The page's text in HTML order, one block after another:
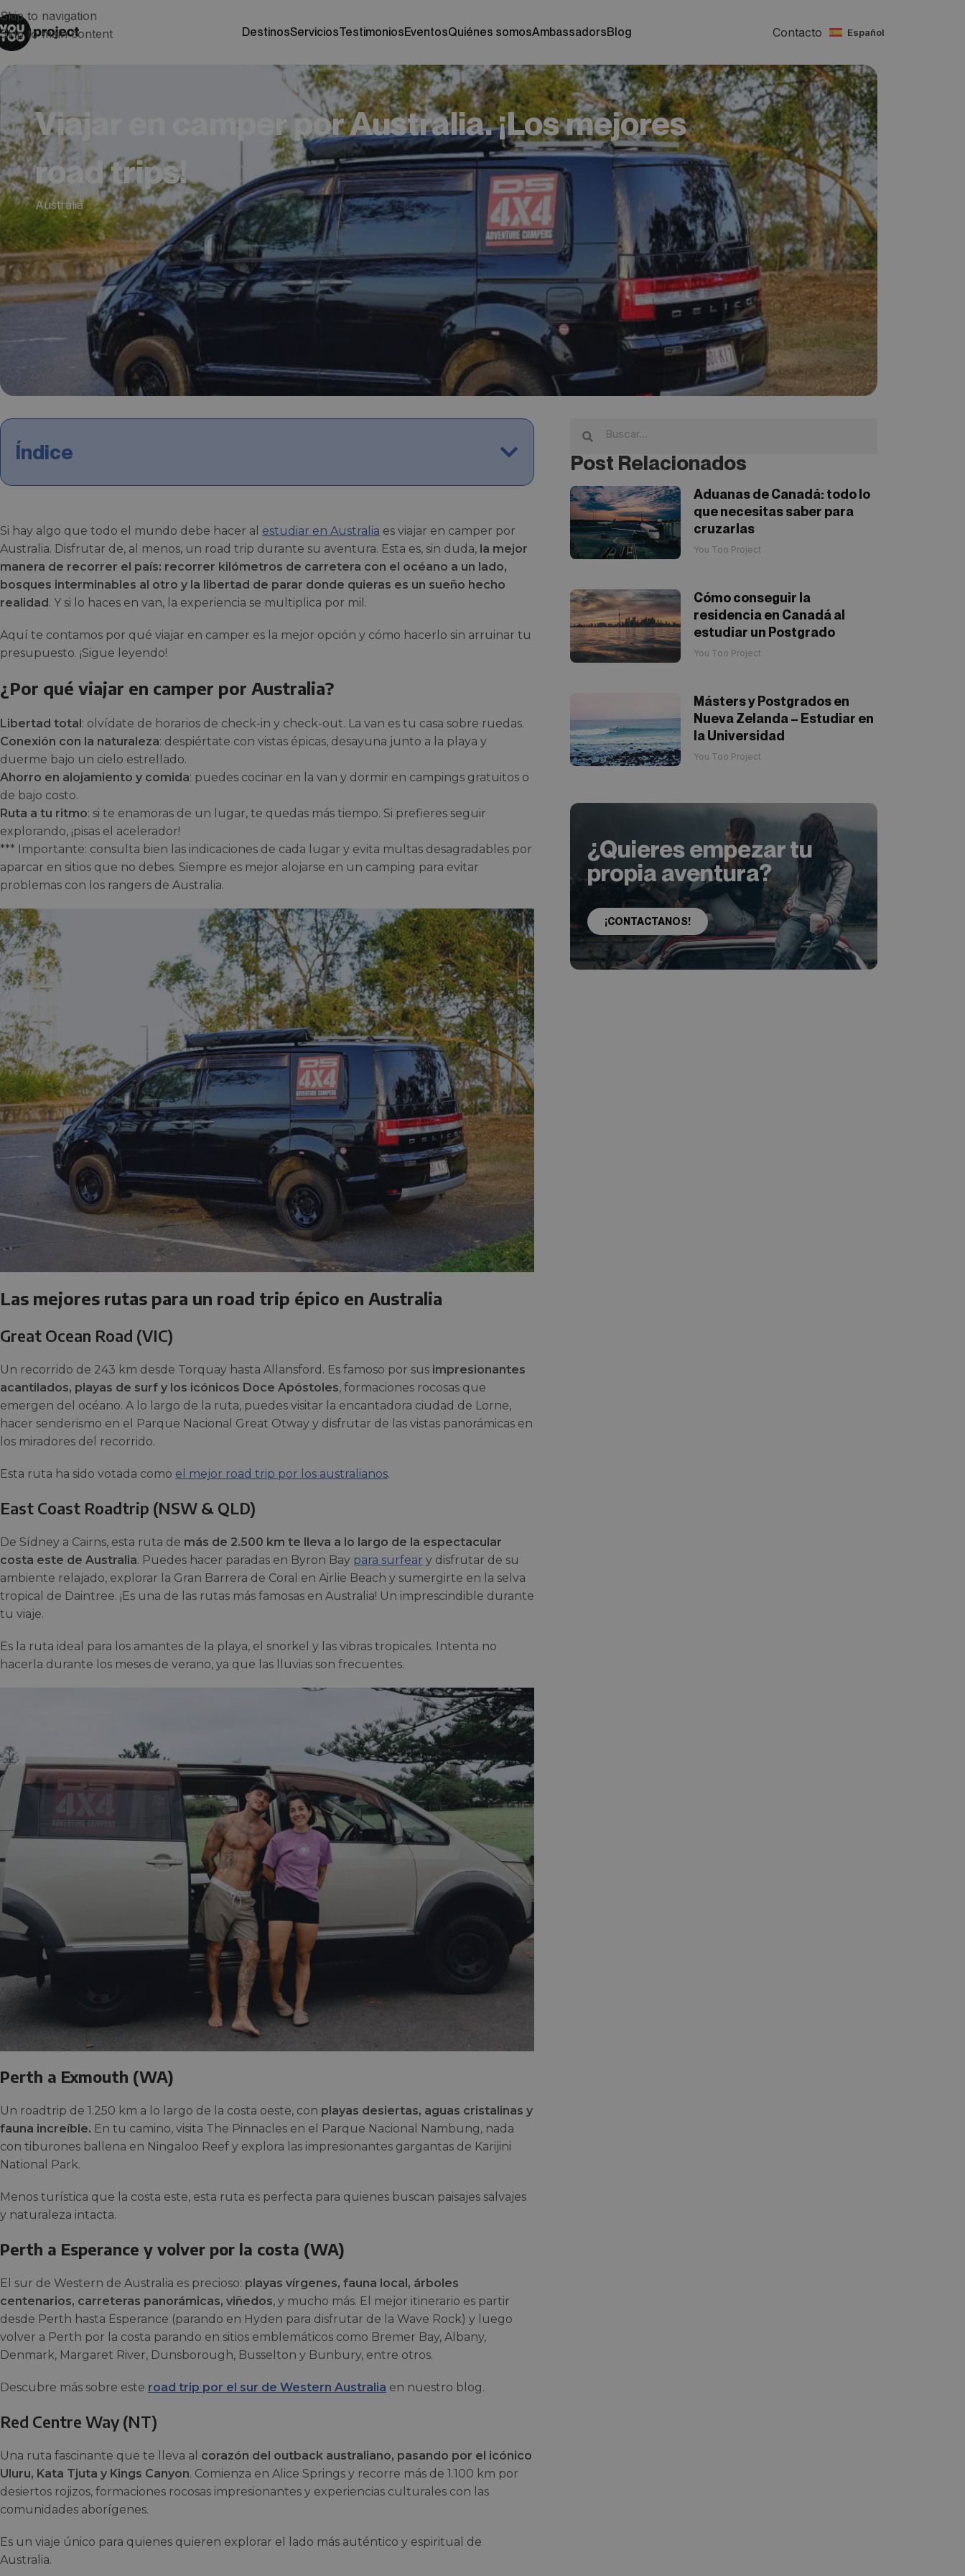
Skip to navigation
Skip to main content
destinos servicios testimonios eventos quiénes somos ambassadors blog Contacto español
Viajar en camper por Australia. ¡Los mejores
road trips!
Australia
Índice
Si hay algo que todo el mundo debe hacer al estudiar en Australia es viajar en camper por
Australia. Disfrutar de, al menos, un road trip durante su aventura. Esta es, sin duda, la mejor
manera de recorrer el país: recorrer kilómetros de carretera con el océano a un lado,
bosques interminables al otro y la libertad de parar donde quieras es un sueño hecho
realidad. Y si lo haces en van, la experiencia se multiplica por mil.
Aquí te contamos por qué viajar en camper es la mejor opción y cómo hacerlo sin arruinar tu
presupuesto. ¡Sigue leyendo!
¿Por qué viajar en camper por Australia?
Libertad total: olvídate de horarios de check-in y check-out. La van es tu casa sobre ruedas.
Conexión con la naturaleza: despiértate con vistas épicas, desayuna junto a la playa y
duerme bajo un cielo estrellado.
Ahorro en alojamiento y comida: puedes cocinar en la van y dormir en campings gratuitos o
de bajo costo.
Ruta a tu ritmo: si te enamoras de un lugar, te quedas más tiempo. Si prefieres seguir
explorando, ¡pisas el acelerador!
*** Importante: consulta bien las indicaciones de cada lugar y evita multas desagradables por
aparcar en sitios que no debes. Siempre es mejor alojarse en un camping para evitar
problemas con los rangers de Australia.
Las mejores rutas para un road trip épico en Australia
Great Ocean Road (VIC)
Un recorrido de 243 km desde Torquay hasta Allansford. Es famoso por sus impresionantes
acantilados, playas de surf y los icónicos Doce Apóstoles, formaciones rocosas que
emergen del océano. A lo largo de la ruta, puedes visitar la encantadora ciudad de Lorne,
hacer senderismo en el Parque Nacional Great Otway y disfrutar de las vistas panorámicas en
los miradores del recorrido.
Esta ruta ha sido votada como el mejor road trip por los australianos.
East Coast Roadtrip (NSW & QLD)
De Sídney a Cairns, esta ruta de más de 2.500 km te lleva a lo largo de la espectacular
costa este de Australia. Puedes hacer paradas en Byron Bay para surfear y disfrutar de su
ambiente relajado, explorar la Gran Barrera de Coral en Airlie Beach y sumergirte en la selva
tropical de Daintree. ¡Es una de las rutas más famosas en Australia! Un imprescindible durante
tu viaje.
Es la ruta ideal para los amantes de la playa, el snorkel y las vibras tropicales. Intenta no
hacerla durante los meses de verano, ya que las lluvias son frecuentes.
Perth a Exmouth (WA)
Un roadtrip de 1.250 km a lo largo de la costa oeste, con playas desiertas, aguas cristalinas y
fauna increíble. En tu camino, visita The Pinnacles en el Parque Nacional Nambung, nada
con tiburones ballena en Ningaloo Reef y explora las impresionantes gargantas de Karijini
National Park.
Menos turística que la costa este, esta ruta es perfecta para quienes buscan paisajes salvajes
y naturaleza intacta.
Perth a Esperance y volver por la costa (WA)
El sur de Western de Australia es precioso: playas vírgenes, fauna local, árboles
centenarios, carreteras panorámicas, viñedos, y mucho más. El mejor itinerario es partir
desde Perth hasta Esperance (parando en Hyden para disfrutar de la Wave Rock) y luego
volver a Perth por la costa parando en sitios emblemáticos como Bremer Bay, Albany,
Denmark, Margaret River, Dunsborough, Busselton y Bunbury, entre otros.
Descubre más sobre este road trip por el sur de Western Australia en nuestro blog.
Red Centre Way (NT)
Una ruta fascinante que te lleva al corazón del outback australiano, pasando por el icónico
Uluru, Kata Tjuta y Kings Canyon. Comienza en Alice Springs y recorre más de 1.100 km por
desiertos rojizos, formaciones rocosas impresionantes y experiencias culturales con las
comunidades aborígenes.
Es un viaje único para quienes quieren explorar el lado más auténtico y espiritual de
Australia.
Post Relacionados
Aduanas de Canadá: todo lo
que necesitas saber para
cruzarlas
You Too Project
Cómo conseguir la
residencia en Canadá al
estudiar un Postgrado
You Too Project
Másters y Postgrados en
Nueva Zelanda – Estudiar en
la Universidad
You Too Project
¿Quieres empezar tu
propia aventura?
¡CONTACTANOS!